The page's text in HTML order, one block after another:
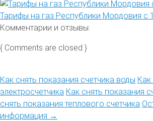
Тарифы на газ Республики Мордовия с
Комментарии и отзывы:
{ Comments are closed }
Как снять показания счетчика воды Как
электросчетчика Как снять показания
снять показания теплового счетчика
информация →